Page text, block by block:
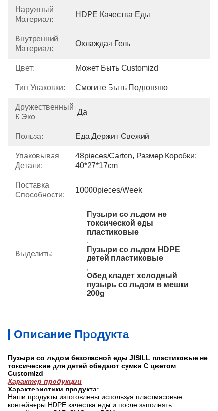
Наружный
Материал:
HDPE Качества Еды
Внутренний
Материал:
Охлаждая Гель
Цвет: Может Быть Customizd
Тип Упаковки: Смогите Быть Подгоняно
Дружественный
К Эко:
Да
Польза: Еда Держит Свежий
Упаковывая
Детали:
48pieces/carton, Размер Коробки:
40*27*17cm
Поставка
Способности:
10000pieces/week
Выделить:
Пузыри со льдом не
токсической еды
пластиковые
,
Пузыри со льдом HDPE
детей пластиковые
,
Обед кладет холодный
пузырь со льдом в мешки
200g
Описание Продукта
Пузыри со льдом безопасной еды JISILL пластиковые не
токсические для детей обедают сумки С цветом
Customizd
Характер продукции
Характеристики продукта:
Наши продукты изготовлены используя пластмасовые
контейнеры HDPE качества еды и после заполнять